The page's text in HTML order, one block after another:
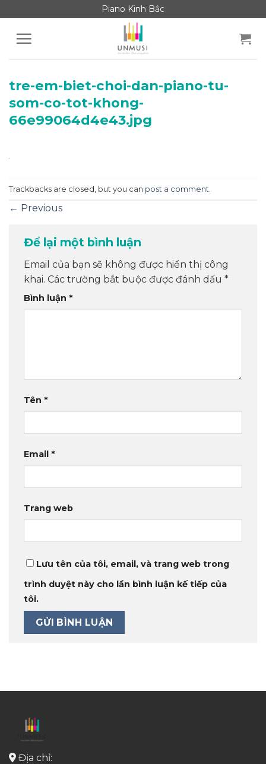
to
content
Piano Kinh Bắc
tre-em-biet-choi-dan-piano-tu-
som-co-tot-khong-
66e99064d4e43.jpg
Trackbacks are closed, but you can post a comment
← Previous
Để lại một bình luận
Email của bạn sẽ không được hiển thị công
khai. Các trường bắt buộc được đánh dấu *
Bình luận *
Tên *
Email *
Trang web
Lưu tên của tôi, email, và trang web trong
trình duyệt này cho lần bình luận kế tiếp của
tôi.
Địa chỉ: